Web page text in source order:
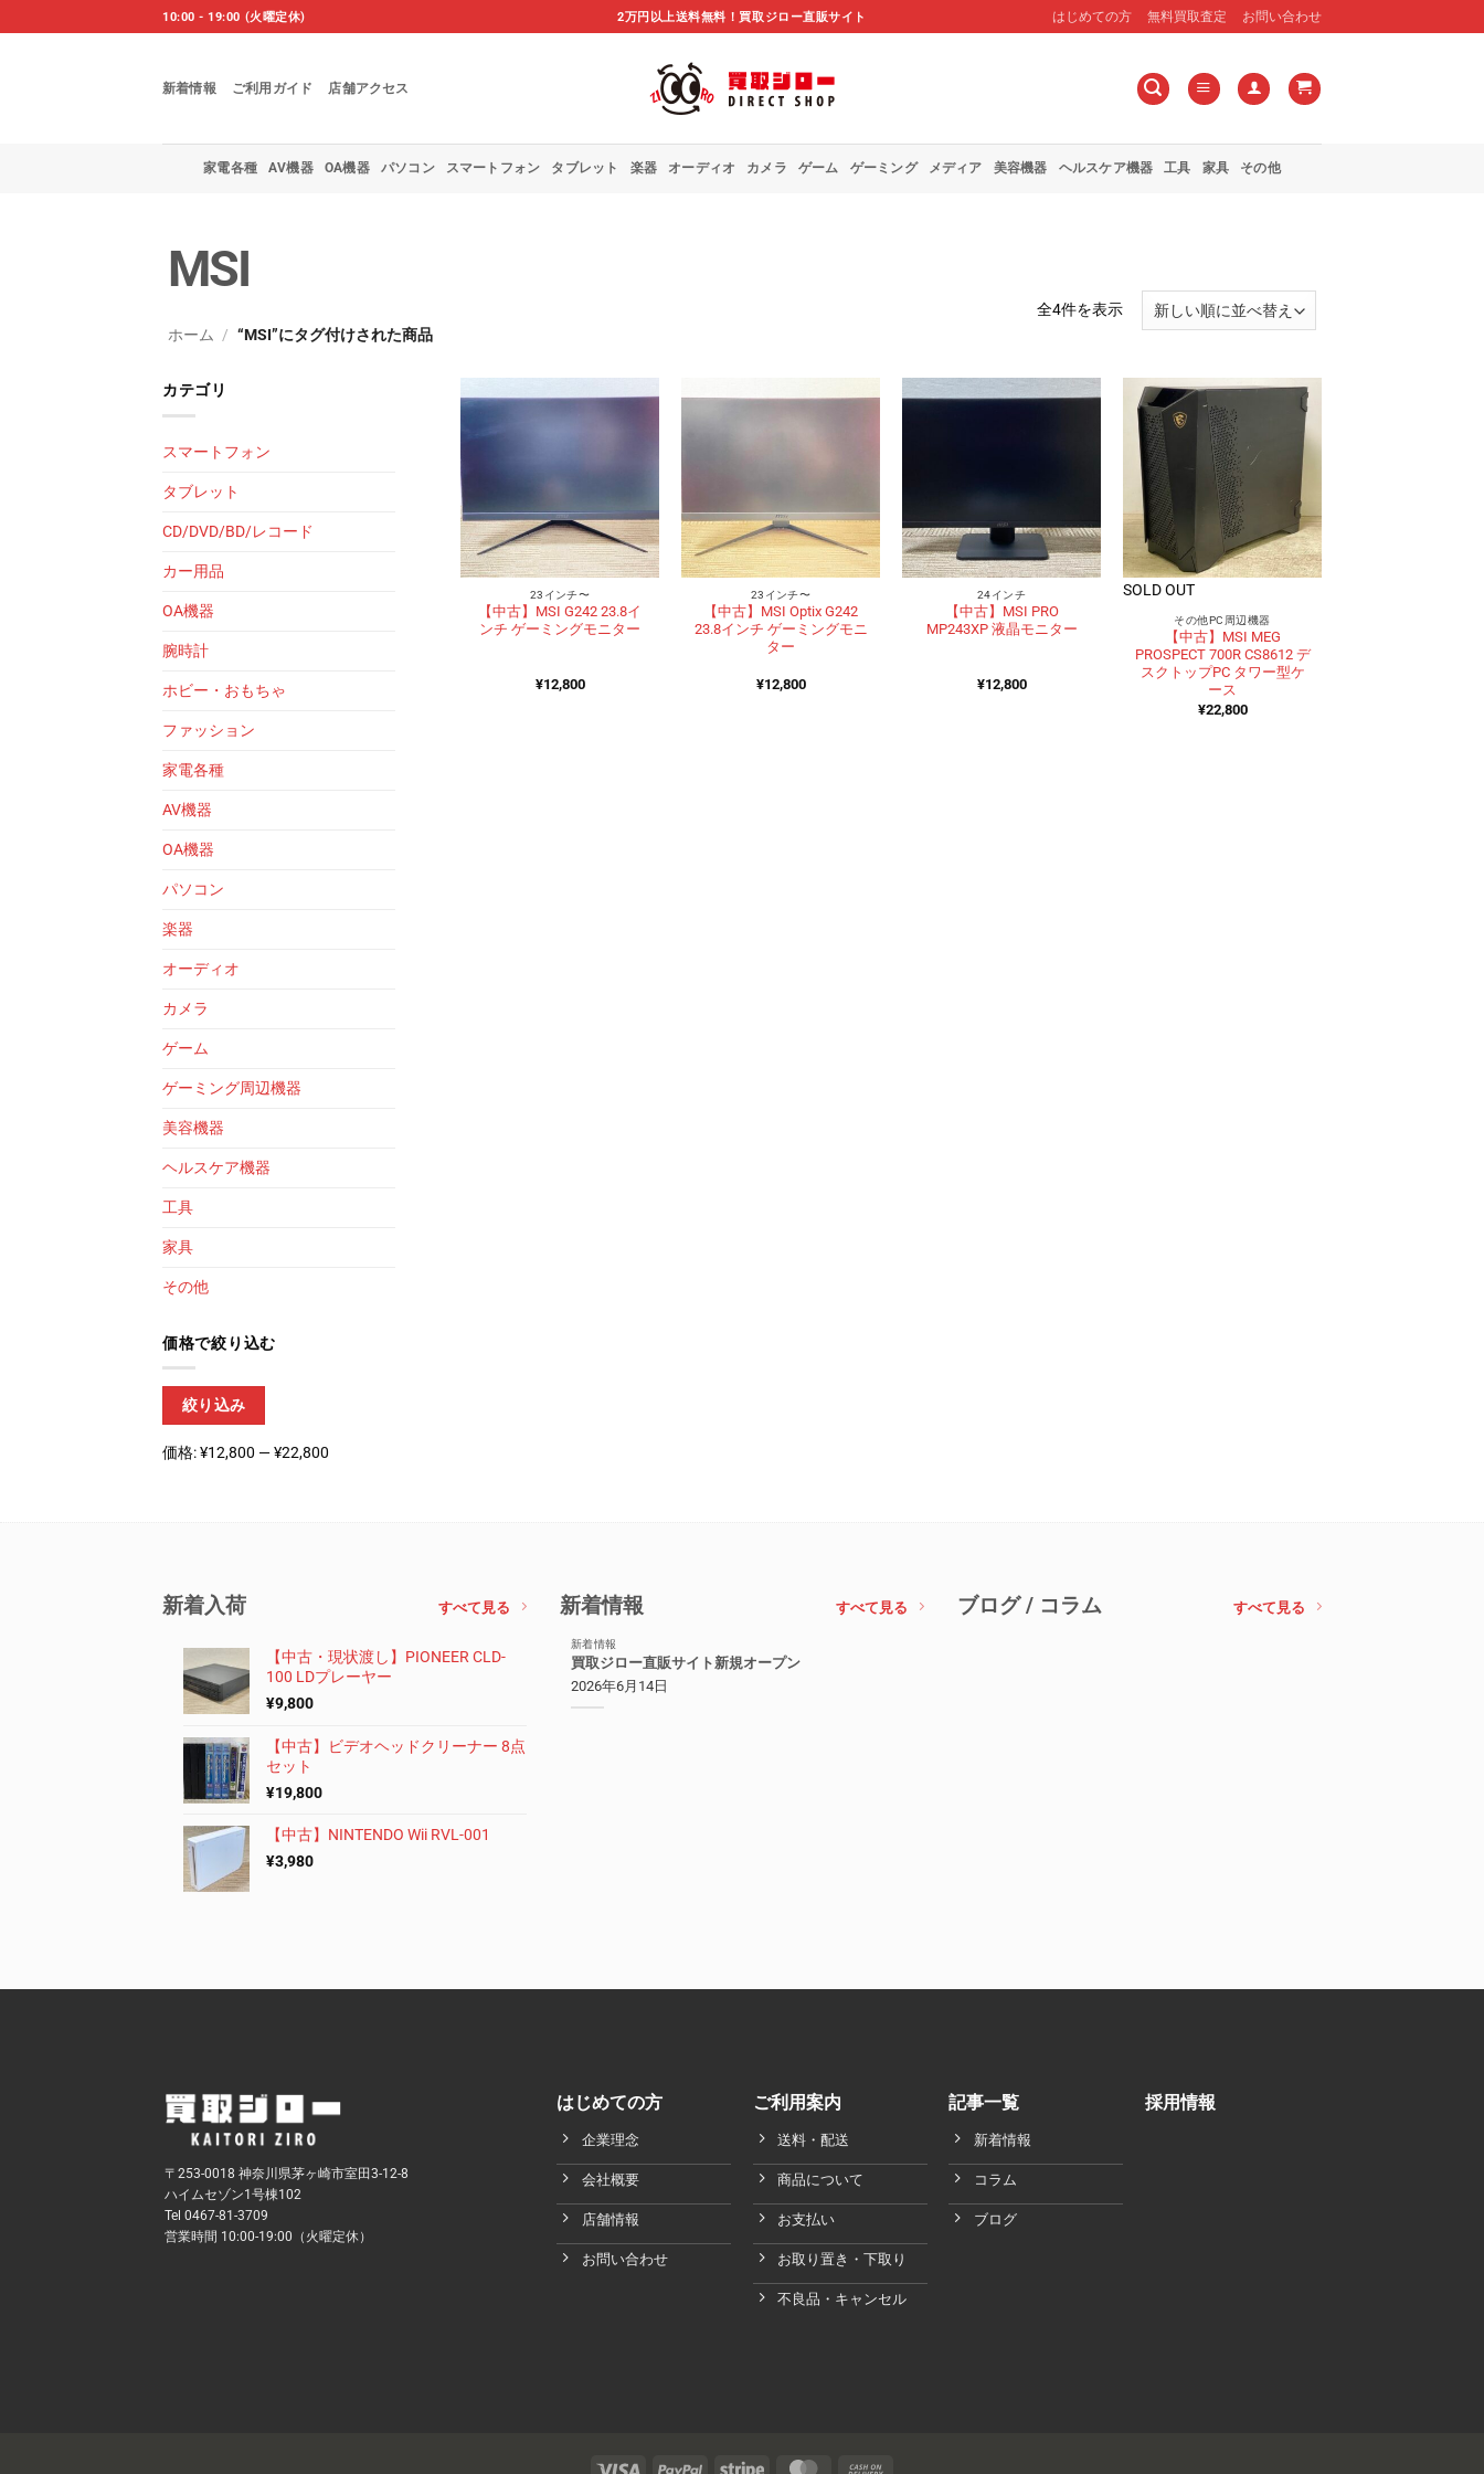
to
10:00 - 19:00 (火曜定休) 2万円以上送料無料！買取ジロー直販サイト はじめての方 無料買取査定 お問い合わせ
新着情報 ご利用ガイド 店舗アクセス
家電各種 AV機器 OA機器 パソコン スマートフォン タブレット 楽器 オーディオ カメラ ゲーム ゲーミング メディア 美容機器 ヘルスケア機器 工具 家具 その他
MSI
ホーム / “MSI”にタグ付けされた商品
全4件を表示新
カテゴリ
スマートフォン
タブレット
CD/DVD/BD/レコード
カー用品
OA機器
腕時計
ホビー・おもちゃ
ファッション
家電各種
AV機器
OA機器
パソコン
楽器
オーディオ
カメラ
ゲーム
ゲーミング周辺機器
美容機器
ヘルスケア機器
工具
家具
その他
価格で絞り込む
格
格
絞り込み
価格:¥12,800 —¥22,800
23インチ〜
【中古】MSI G242 23.8イ
ンチ ゲーミングモニター
¥12,800
23インチ〜
【中古】MSI Optix G242
23.8インチ ゲーミングモニ
ター
¥12,800
24インチ
【中古】MSI PRO
MP243XP 液晶モニター
¥12,800
SOLD OUT
その他PC周辺機器
【中古】MSI MEG
PROSPECT 700R CS8612 デ
スクトップPC タワー型ケ
ース
¥22,800
新着入荷 すべて見る
【中古・現状渡し】PIONEER CLD-
100 LDプレーヤー
¥9,800
【中古】ビデオヘッドクリーナー 8点
セット
¥19,800
【中古】NINTENDO Wii RVL-001
¥3,980
新着情報 すべて見る
新着情報
買取ジロー直販サイト新規オープン
2026年6月14日
ブログ / コラム すべて見る
〒253-0018 神奈川県茅ヶ崎市室田3-12-8
ハイムセゾン1号棟102
Tel 0467-81-3709
営業時間 10:00-19:00（火曜定休）
はじめての方
企業理念
会社概要
店舗情報
お問い合わせ
ご利用案内
送料・配送
商品について
お支払い
お取り置き・下取り
不良品・キャンセル
記事一覧
新着情報
コラム
ブログ
採用情報
Visa PayPal Stripe MasterCard